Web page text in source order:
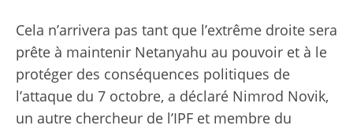
Cela n’arrivera pas tant que l’extrême droite sera
prête à maintenir Netanyahu au pouvoir et à le
protéger des conséquences politiques de
l’attaque du 7 octobre, a déclaré Nimrod Novik,
un autre chercheur de l’IPF et membre du